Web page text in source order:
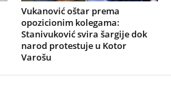
Vukanović oštar prema
opozicionim kolegama:
Stanivuković svira šargije dok
narod protestuje u Kotor
Varošu